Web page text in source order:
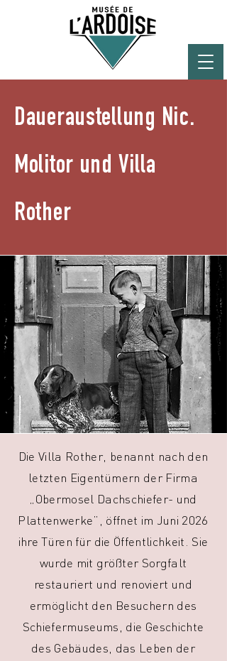
Daueraustellung Nic.
Molitor und Villa
Rother
Die Villa Rother, benannt nach den
letzten Eigentümern der Firma
„Obermosel Dachschiefer- und
Plattenwerke”, öffnet im Juni 2026
ihre Türen für die Öffentlichkeit. Sie
wurde mit größter Sorgfalt
restauriert und renoviert und
ermöglicht den Besuchern des
Schiefermuseums, die Geschichte
des Gebäudes, das Leben der